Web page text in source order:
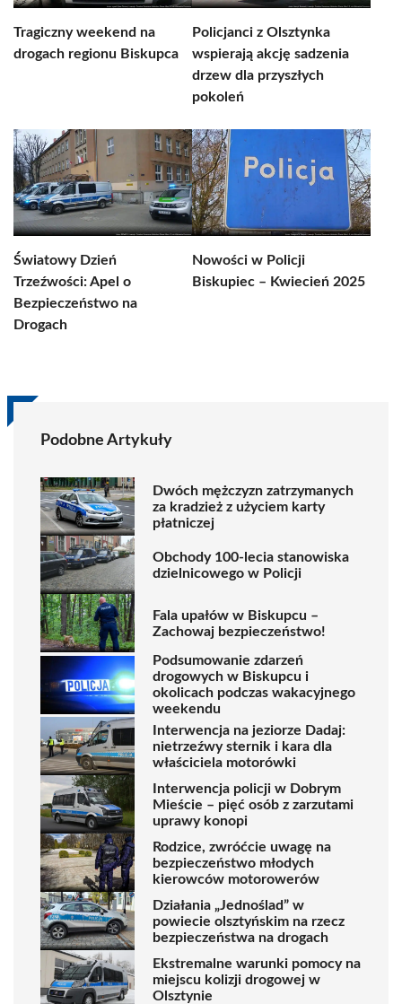
Tragiczny weekend na
drogach regionu Biskupca
Policjanci z Olsztynka
wspierają akcję sadzenia
drzew dla przyszłych
pokoleń
Światowy Dzień
Trzeźwości: Apel o
Bezpieczeństwo na
Drogach
Nowości w Policji
Biskupiec – Kwiecień 2025
Podobne Artykuły
Dwóch mężczyzn zatrzymanych
za kradzież z użyciem karty
płatniczej
Obchody 100-lecia stanowiska
dzielnicowego w Policji
Fala upałów w Biskupcu –
Zachowaj bezpieczeństwo!
Podsumowanie zdarzeń
drogowych w Biskupcu i
okolicach podczas wakacyjnego
weekendu
Interwencja na jeziorze Dadaj:
nietrzeźwy sternik i kara dla
właściciela motorówki
Interwencja policji w Dobrym
Mieście – pięć osób z zarzutami
uprawy konopi
Rodzice, zwróćcie uwagę na
bezpieczeństwo młodych
kierowców motorowerów
Działania „Jednoślad” w
powiecie olsztyńskim na rzecz
bezpieczeństwa na drogach
Ekstremalne warunki pomocy na
miejscu kolizji drogowej w
Olsztynie